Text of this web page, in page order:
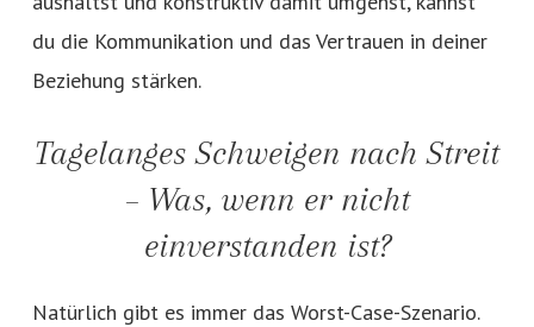
du die Kommunikation und das Vertrauen in deiner
Beziehung stärken.
Tagelanges Schweigen nach Streit
– Was, wenn er nicht
einverstanden ist?
Natürlich gibt es immer das Worst-Case-Szenario.